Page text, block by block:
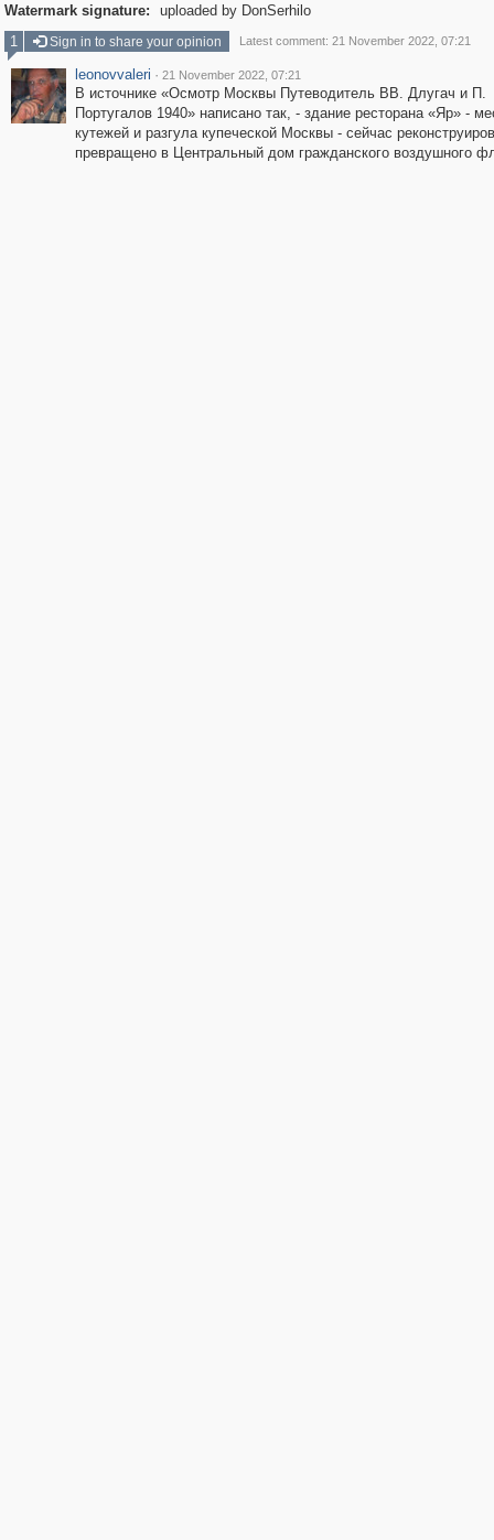
Watermark signature:
uploaded by DonSerhilo
1
Sign in to share your opinion Latest comment: 21 November 2022, 07:21
leonovvaleri · 21 November 2022, 07:21
В источнике «Осмотр Москвы Путеводитель ВВ. Длугач и П.
Португалов 1940» написано так, - здание ресторана «Яр» -
кутежей и разгула купеческой Москвы - сейчас
превращено в Центральный дом гражданского воздушного